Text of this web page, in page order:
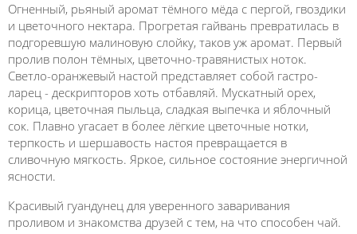
Огненный, рьяный аромат тёмного мёда с пергой, гвоздики
и цветочного нектара. Прогретая гайвань превратилась в
подгоревшую малиновую слойку, таков уж аромат. Первый
пролив полон тёмных, цветочно-травянистых ноток.
Светло-оранжевый настой представляет собой гастро-
ларец - дескрипторов хоть отбавляй. Мускатный орех,
корица, цветочная пыльца, сладкая выпечка и яблочный
сок. Плавно угасает в более лёгкие цветочные нотки,
терпкость и шершавость настоя превращается в
сливочную мягкость. Яркое, сильное состояние энергичной
ясности.
Красивый гуандунец для уверенного заваривания
проливом и знакомства друзей с тем, на что способен чай.